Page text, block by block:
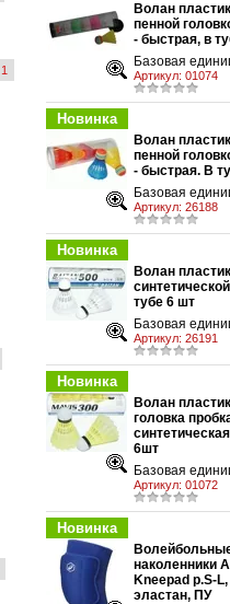
Волан
пенной
- быстрая, в
Базовая
Артикул: 01074
Новинка
Волан
пенной
- быстрая. В
Базовая
Артикул: 26188
Новинка
Волан
тубе 6 шт
Базовая
Артикул: 26191
Новинка
Волан
головка
6шт
Базовая
Артикул: 01072
Новинка
наколенники
Kneepad р.S-
эластан, ПУ
1